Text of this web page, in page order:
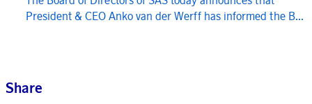
President & CEO Anko van der Werff has informed the B...
Share